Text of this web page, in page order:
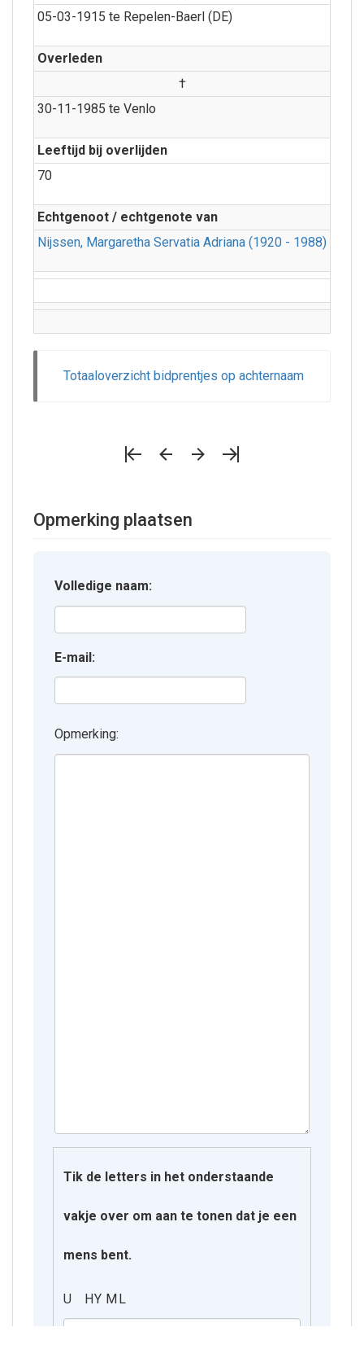
05-03-1915 te Repelen-Baerl (DE)
Overleden
†
30-11-1985 te Venlo
Leeftijd bij overlijden
70
Echtgenoot / echtgenote van
Nijssen, Margaretha Servatia Adriana (1920 - 1988)
Totaaloverzicht bidprentjes op achternaam
Opmerking plaatsen
Volledige naam:
E-mail:
Opmerking:
Tik de letters in het onderstaande
vakje over om aan te tonen dat je een
mens bent.
U H Y M L